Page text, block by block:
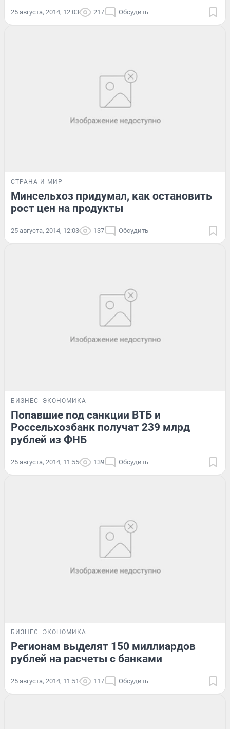
25 августа, 2014, 12:03 217 Обсудить
СТРАНА И МИР
Минсельхоз придумал, как остановить
рост цен на продукты
25 августа, 2014, 12:03 137 Обсудить
БИЗНЕС ЭКОНОМИКА
Попавшие под санкции ВТБ и
Россельхозбанк получат 239 млрд
рублей из ФНБ
25 августа, 2014, 11:55 139 Обсудить
БИЗНЕС ЭКОНОМИКА
Регионам выделят 150 миллиардов
рублей на расчеты с банками
25 августа, 2014, 11:51 117 Обсудить